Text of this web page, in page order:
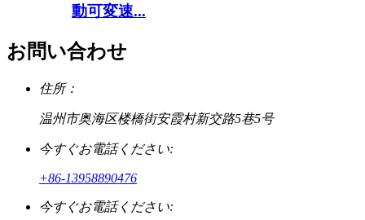
動可変速...
お問い合わせ
住所：
温州市奥海区楼橋街安霞村新交路5巷5号
今すぐお電話ください:
+86-13958890476
今すぐお電話ください: